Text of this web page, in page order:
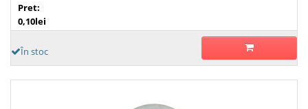
Pret:
0,10lei
În stoc